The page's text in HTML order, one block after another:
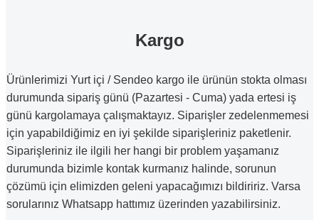
Kargo
Ürünlerimizi Yurt içi / Sendeo kargo ile ürünün stokta olması
durumunda sipariş günü (Pazartesi - Cuma) yada ertesi iş
günü kargolamaya çalışmaktayız. Siparişler zedelenmemesi
için yapabildiğimiz en iyi şekilde siparişleriniz paketlenir.
Siparişleriniz ile ilgili her hangi bir problem yaşamanız
durumunda bizimle kontak kurmanız halinde, sorunun
çözümü için elimizden geleni yapacağımızı bildiririz. Varsa
sorularınız Whatsapp hattımız üzerinden yazabilirsiniz.